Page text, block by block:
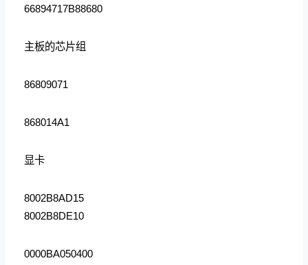
66894717B88680
主板的芯片组
86809071
868014A1
显卡
8002B8AD15
8002B8DE10
0000BA050400